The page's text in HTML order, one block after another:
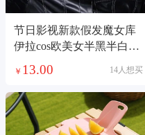
节日影视新款假发魔女库
伊拉cos欧美女半黑半白短
￥ 13.00 14人想买